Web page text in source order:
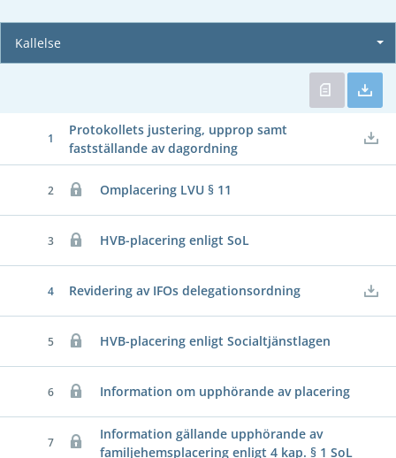
Kallelse
1
Protokollets justering, upprop samt
fastställande av dagordning
2 Omplacering LVU § 11
3 HVB-placering enligt SoL
4 Revidering av IFOs delegationsordning
5 HVB-placering enligt Socialtjänstlagen
6 Information om upphörande av placering
7
Information gällande upphörande av
familjehemsplacering enligt 4 kap. § 1 SoL